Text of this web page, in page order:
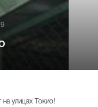
улицах Токио!